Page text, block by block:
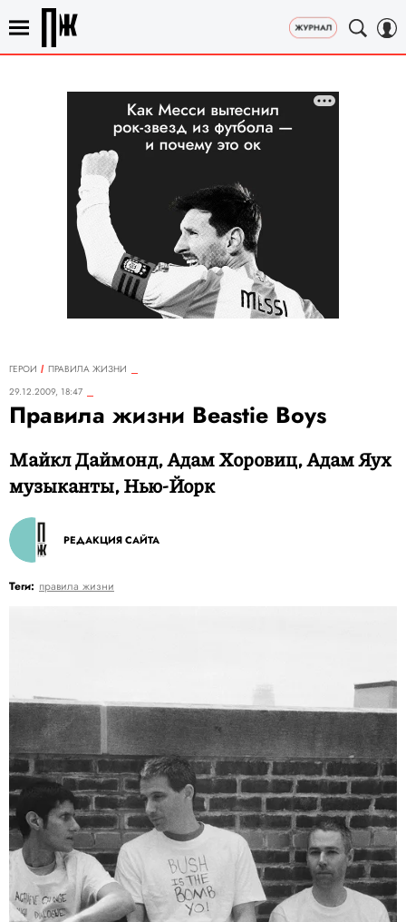
ГЕРОИ
ПРАВИЛА ЖИЗНИ
29.12.2009, 18:47
Правила жизни Beastie Boys
Майкл Даймонд, Адам Хоровиц, Адам Яух
музыканты, Нью-Йорк
РЕДАКЦИЯ САЙТА
Теги: правила жизни